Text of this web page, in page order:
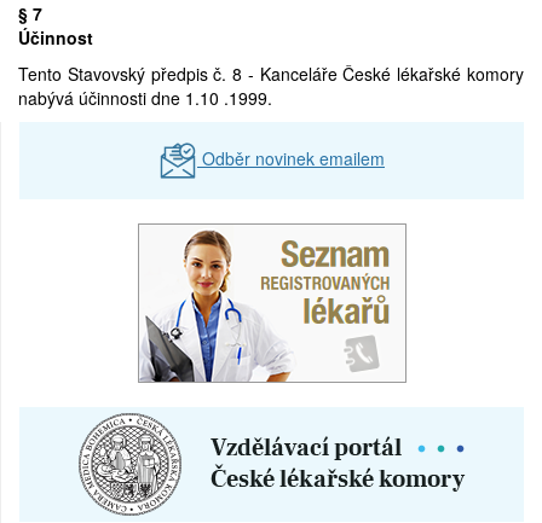
§ 7
Účinnost
Tento Stavovský předpis č. 8 - Kanceláře České lékařské komory
nabývá účinnosti dne 1.10 .1999.
Odběr novinek emailem